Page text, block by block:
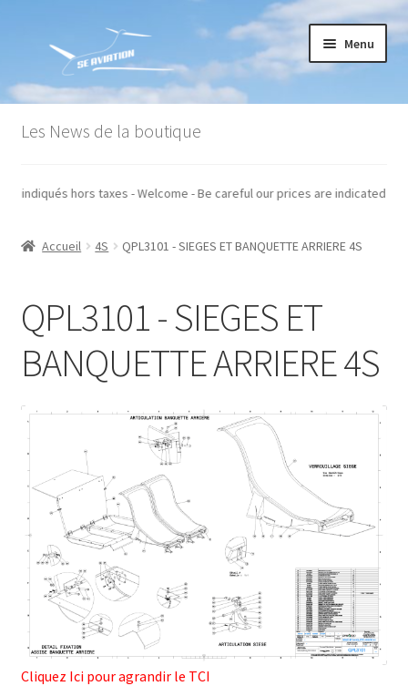
la
navigation
contenu
Menu
Accueil
Conditions générales de vente
Mon compte
Les News de la boutique
prix sont indiqués hors taxes - Welcome - Be careful our prices are
Accueil 4S QPL3101 - SIEGES ET BANQUETTE ARRIERE 4S
QPL3101 - SIEGES ET
BANQUETTE ARRIERE 4S
Cliquez Ici pour agrandir le TCI